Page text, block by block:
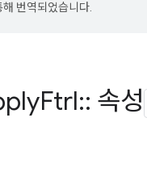
해 번역되었습니다.
Ftrl:: 속성